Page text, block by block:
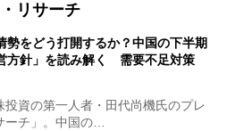
リサーチ
勢をどう打開するか？中国の下半期
方針」を読み解く 需要不足対策
資の第一人者・田代尚機氏のプレ
ーチ」。中国の…